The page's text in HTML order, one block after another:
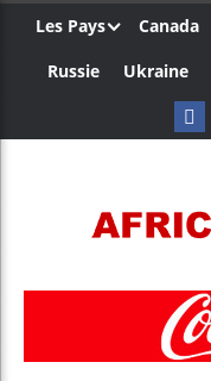
Les Pays Canada
Russie
Ukraine